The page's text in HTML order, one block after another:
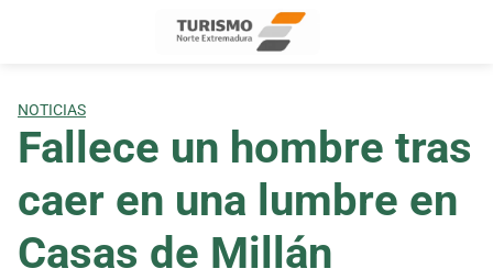
NOTICIAS
Fallece un hombre tras
caer en una lumbre en
Casas de Millán